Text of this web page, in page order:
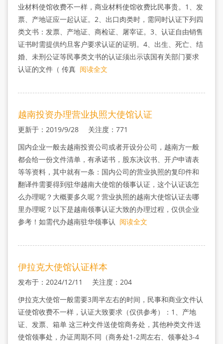
业材料使馆收费不一样，商业材料使馆收费比民事贵。1、发
票、产地证应一起认证。2、出口肉类时，需同时认证下列四
类文书：发票、产地证、商检证、屠宰证。3、认证自由销售
证书时需提供约旦客户要求认证的证明。4、出生、死亡、结
婚、未刑公证等民事类文书的认证须出示该国有关部门要求
认证的文件（ 传真 阅读全文
越南投资办理营业执照大使馆认证
更新于：2019/9/28 关注度：771
国内企业一般去越南投资公司或者开设分公司，越南方一般
都会给一份文件清单，有承诺书，股东决议书、开户申请表
等等资料，其中就有一条：国内公司的营业执照的复印件和
翻译件需要得到驻华越南大使馆的领事认证，这个认证该怎
么办理呢？大概要多久呢？营业执照的越南大使馆认证去哪
里办理呢？以下是越南领事认证大致的办理过程，仅供企业
参考！如需代办越南驻华领事认 阅读全文
伊拉克大使馆认证样本
发布于：2024/12/11 关注度：204
伊拉克大使馆一般需要3周半左右的时间，民事和商业文件认
证使馆收费不一样，认证大致要求（仅供参考）：1、产地
证、发票、箱单 这三种文件送使馆商务处，其他种类文件送
使馆领事处，办证周期不同（商务处1-2周左右、领事处3-4